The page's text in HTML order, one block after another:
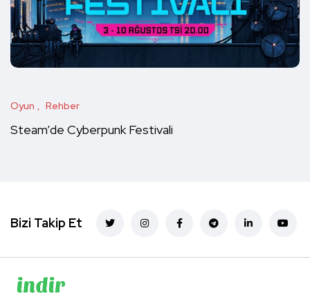
Oyun Rehber
Steam’de Cyberpunk Festivali
Bizi Takip Et